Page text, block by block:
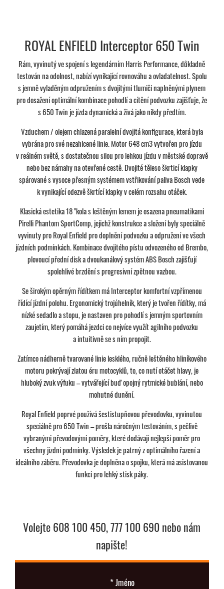
Volejte 608 100 450, 777 100 690 nebo nám
napište!
*Jméno
ROYAL ENFIELD Interceptor 650 Twin
Rám, vyvinutý ve spojení s legendárním Harris Performance, důkladně
testován na odolnost, nabízí vynikající rovnováhu a ovladatelnost. Spolu
s jemně vyladěným odpružením s dvojitými tlumiči naplněnými plynem
pro dosažení optimální kombinace pohodlí a cítění podvozku zajišťuje, že
s 650 Twin je jízda dynamická a živá jako nikdy předtím.
Vzduchem / olejem chlazená paralelní dvojitá konfigurace, která byla
vybrána pro své nezahlcené linie. Motor 648 cm3 vytvořen pro jízdu
v reálném světě, s dostatečnou silou pro lehkou jízdu v městské dopravě
nebo bez námahy na otevřené cestě. Dvojité těleso škrticí klapky
spárované s vysoce přesným systémem vstřikování paliva Bosch vede
k vynikající odezvě škrtící klapky v celém rozsahu otáček.
Klasická estetika 18 "kola s leštěným lemem je osazena pneumatikami
Pirelli Phantom SportComp, jejichž konstrukce a složení byly speciálně
vyvinuty pro Royal Enfield pro doplnění podvozku a odpružení ve všech
jízdních podmínkách. Kombinace dvojitého pístu odvozeného od Brembo,
plovoucí přední disk a dvoukanálový systém ABS Bosch zajišťují
spolehlivé brzdění s progresivní zpětnou vazbou.
Se širokým opěrným řídítkem má Interceptor komfortní vzpřímenou
řídící jízdní polohu. Ergonomický trojúhelník, který je tvořen řídítky, má
nízké sedadlo a stopu, je nastaven pro pohodlí s jemným sportovním
zaujetím, který pomáhá jezdci co nejvíce využít agilního podvozku
a intuitivně se s ním propojit.
Zatímco nádherně tvarované linie lesklého, ručně leštěného hliníkového
motoru pokrývají zlatou éru motocyklů, to, co nutí otáčet hlavy, je
hluboký zvuk výfuku – vytvářející buď opojný rytmické bublání, nebo
mohutné dunění.
Royal Enfield poprvé používá šestistupňovou převodovku, vyvinutou
speciálně pro 650 Twin – prošla náročným testováním, s pečlivě
vybranými převodovými poměry, které dodávají nejlepší poměr pro
všechny jízdní podmínky. Výsledek je patrný z optimálního řazení a
ideálního záběru. Převodovka je doplněna o spojku, která má asistovanou
funkci pro lehký stisk páky.